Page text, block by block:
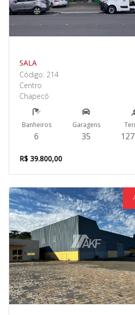
SALA
Código: 214
Centro
Chapecó
Banheiros
6
Garagens
35
R$ 39.800,00